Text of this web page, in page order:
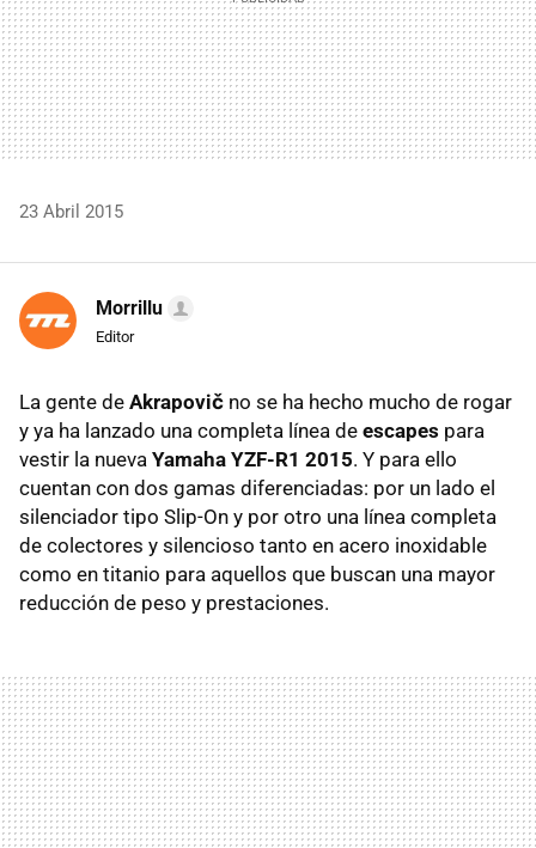
23 Abril 2015
Morrillu
Editor
La gente de Akrapovič no se ha hecho mucho de rogar
y ya ha lanzado una completa línea de escapes para
vestir la nueva Yamaha YZF-R1 2015. Y para ello
cuentan con dos gamas diferenciadas: por un lado el
silenciador tipo Slip-On y por otro una línea completa
de colectores y silencioso tanto en acero inoxidable
como en titanio para aquellos que buscan una mayor
reducción de peso y prestaciones.